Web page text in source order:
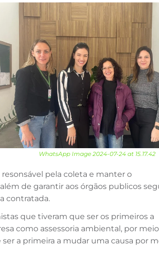
WhatsApp Image 2024-07-24 at 15.17.42
pela coleta e manter o
de garantir aos órgãos publicos
contratada.
que tiveram que ser os primeiros a
como assessoria ambiental, por
a primeira a mudar uma causa por